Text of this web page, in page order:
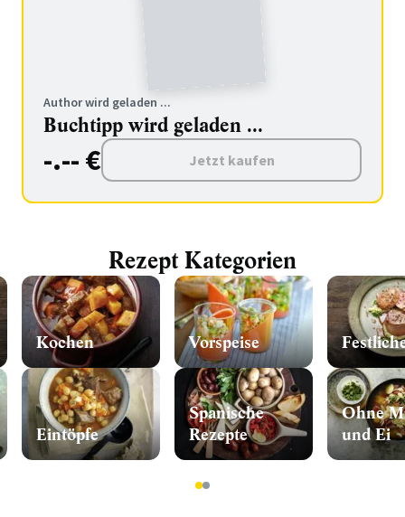
Author wird geladen ...
Buchtipp wird geladen ...
-.-- € Jetzt kaufen
Rezept Kategorien
Kochen
Eintöpfe
Vorspeise
Spanische
Rezepte
Ohne
und Ei
12